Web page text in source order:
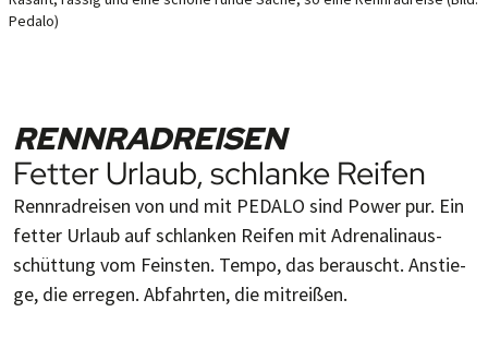
RENNRAD­REISEN
Fetter Urlaub, schlanke Reifen
Rennradreisen von und mit PEDALO sind Po­wer pur. Ein
fet­ter Ur­laub auf schlan­ken Rei­fen mit Adre­na­lin­aus­
schüt­tung vom Feins­ten. Tem­po, das be­rauscht. An­stie­
ge, die er­re­gen. Ab­fahr­ten, die mi­treißen.
Pedalo)